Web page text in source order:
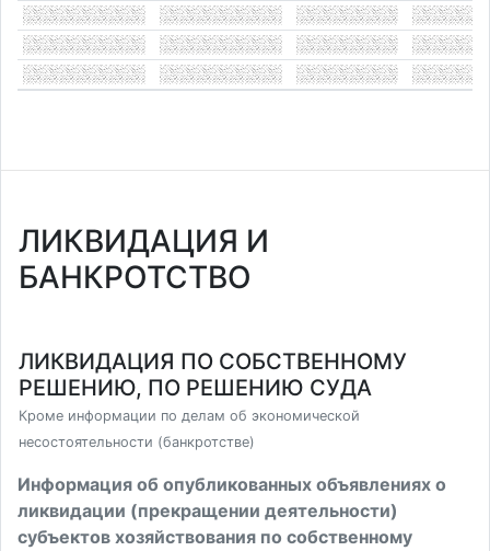
ЛИКВИДАЦИЯ И
БАНКРОТСТВО
ЛИКВИДАЦИЯ ПО СОБСТВЕННОМУ
РЕШЕНИЮ, ПО РЕШЕНИЮ СУДА
Кроме информации по делам об экономической
несостоятельности (банкротстве)
Информация об опубликованных объявлениях о
ликвидации (прекращении деятельности)
субъектов хозяйствования по собственному